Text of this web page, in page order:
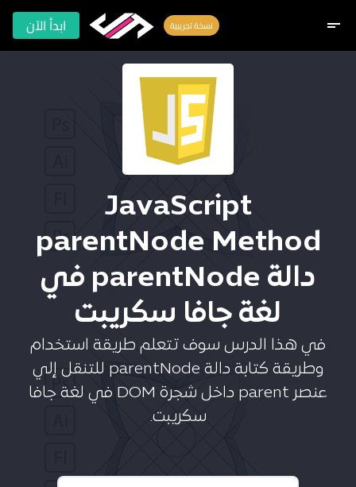
short_text نسخة تجريبية ابدأ الآن
JavaScript
parentNode Method
دالة parentNode في
لغة جافا سكريبت
في هذا الدرس سوف تتعلم طريقة استخدام
وطريقة كتابة دالة parentNode للتنقل إلي
عنصر parent داخل شجرة DOM في لغة جافا
سكريبت.